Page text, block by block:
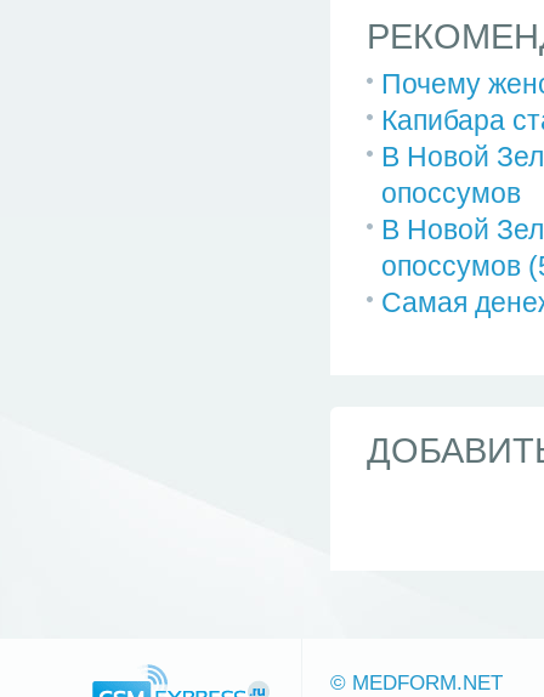
Почему
Капибара
В Новой
опоссумов
В Новой
опоссумов
Самая
© MEDFORM.NET